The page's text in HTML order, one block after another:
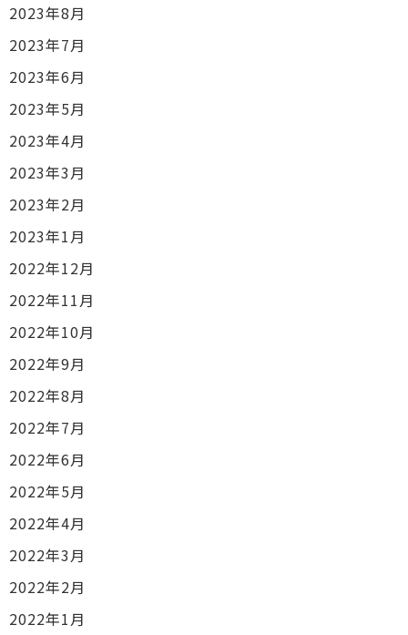
2023年8月
2023年7月
2023年6月
2023年5月
2023年4月
2023年3月
2023年2月
2023年1月
2022年12月
2022年11月
2022年10月
2022年9月
2022年8月
2022年7月
2022年6月
2022年5月
2022年4月
2022年3月
2022年2月
2022年1月